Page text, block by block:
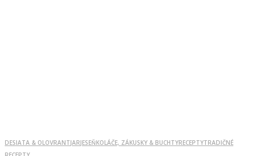
DESIATA & OLOVRANTJARJESEŇKOLÁČE, ZÁKUSKY & BUCHTYRECEPTYTRADIČNÉ